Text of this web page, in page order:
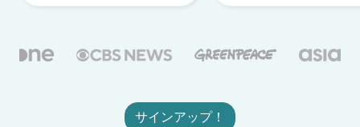
サインアップ！